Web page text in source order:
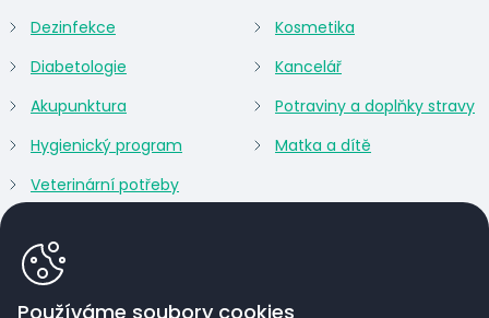
Používáme soubory cookies
Dezinfekce
Diabetologie
Akupunktura
Hygienický program
Veterinární potřeby
Kosmetika
Kancelář
Potraviny a doplňky stravy
Matka a dítě